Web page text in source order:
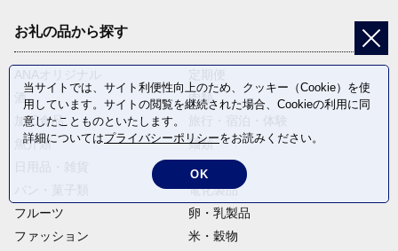
お礼の品から探す
酒
肉類
加工食品
魚介類
麺類
野菜
電化製品
フルーツ
卵・乳製品
ファッション
米・穀物
当サイトでは、サイト利便性向上のため、クッキー（Cookie）を使
用しています。サイトの閲覧を継続された場合、Cookieの利用に同
意したことものといたします。
詳細についてはプライバシーポリシーをお読みください。
OK